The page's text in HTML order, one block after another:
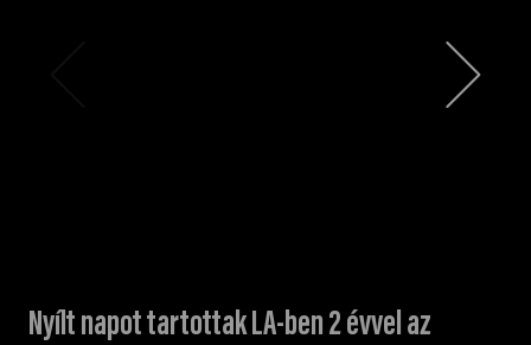
Nyílt napot tartottak LA-ben 2 évvel az